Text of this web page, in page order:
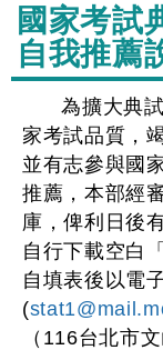
:::國家考試
自我推薦
為擴大典
家考試品質，
並有志參與國
推薦，本部經
庫，俾利日後
自行下載空白
自填表後以電
(
（116台北市